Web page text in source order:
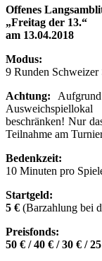
Offenes
„Freitag der 13.“
am 13.04.2018
Modus:
9 Runden
Achtung:
beschränken! Nur
Teilnahme am
Bedenkzeit:
10 Minuten pro
Startgeld:
5 € (Barzahlung bei
Preisfonds:
50 € / 40 € / 30 € /